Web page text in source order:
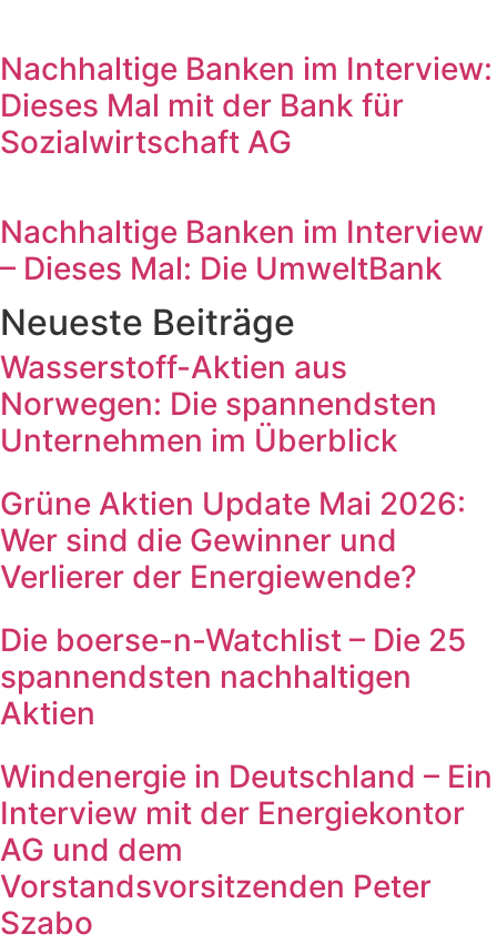
Nachhaltige Banken im Interview:
Dieses Mal mit der Bank für
Sozialwirtschaft AG
Nachhaltige Banken im Interview
– Dieses Mal: Die UmweltBank
Neueste Beiträge
Wasserstoff-Aktien aus
Norwegen: Die spannendsten
Unternehmen im Überblick
Grüne Aktien Update Mai 2026:
Wer sind die Gewinner und
Verlierer der Energiewende?
Die boerse-n-Watchlist – Die 25
spannendsten nachhaltigen
Aktien
Windenergie in Deutschland – Ein
Interview mit der Energiekontor
AG und dem
Vorstandsvorsitzenden Peter
Szabo